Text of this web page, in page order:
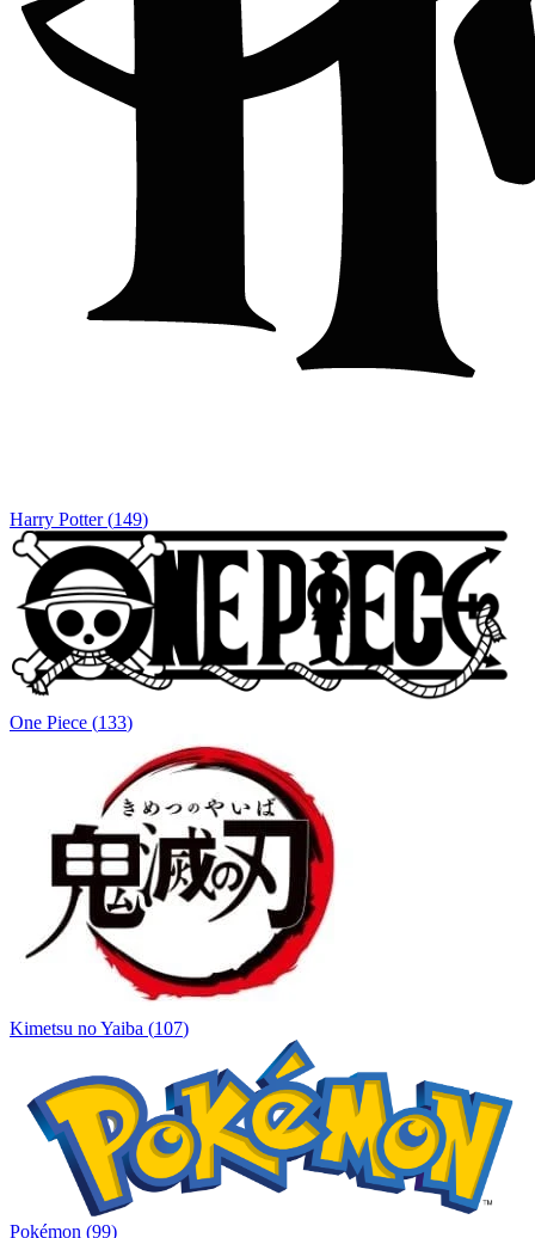
Harry Potter (149)
One Piece (133)
Kimetsu no Yaiba (107)
Pokémon (99)